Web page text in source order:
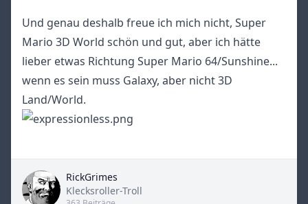
Und genau deshalb freue ich mich nicht, Super
Mario 3D World schön und gut, aber ich hätte
lieber etwas Richtung Super Mario 64/Sunshine...
wenn es sein muss Galaxy, aber nicht 3D
Land/World.
RickGrimes
Title
Klecksroller-Troll